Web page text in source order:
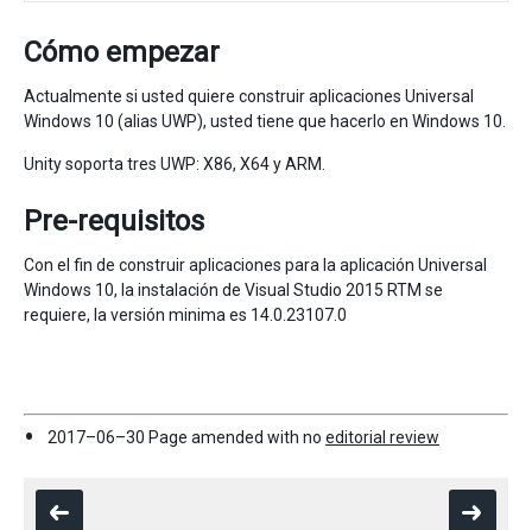
Cómo empezar
Actualmente si usted quiere construir aplicaciones Universal
Windows 10 (alias UWP), usted tiene que hacerlo en Windows 10.
Unity soporta tres UWP: X86, X64 y ARM.
Pre-requisitos
Con el fin de construir aplicaciones para la aplicación Universal
Windows 10, la instalación de Visual Studio 2015 RTM se
requiere, la versión minima es 14.0.23107.0
2017–06–30 Page amended with no editorial review